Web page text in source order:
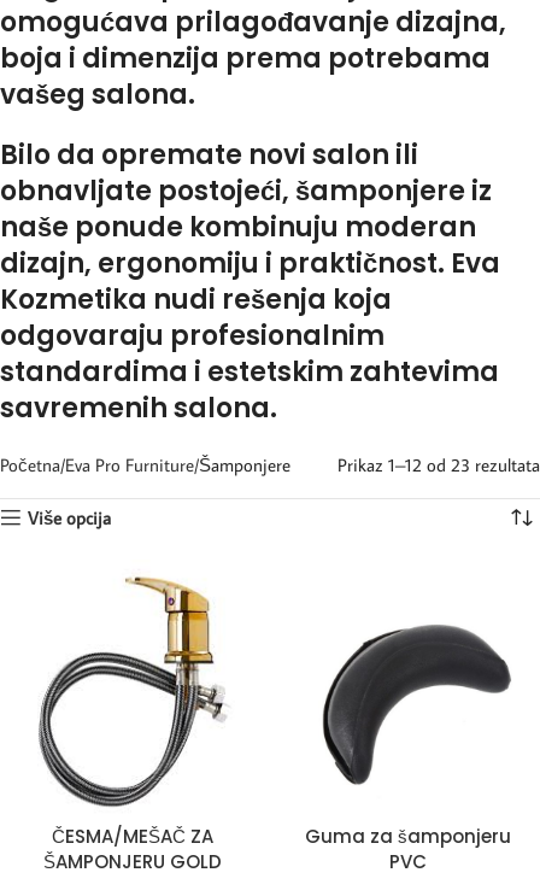
omogućava prilagođavanje dizajna,
boja i dimenzija prema potrebama
vašeg salona.
Bilo da opremate novi salon ili
obnavljate postojeći, šamponjere iz
naše ponude kombinuju moderan
dizajn, ergonomiju i praktičnost. Eva
Kozmetika nudi rešenja koja
odgovaraju profesionalnim
standardima i estetskim zahtevima
savremenih salona.
Početna Eva Pro Furniture Šamponjere Prikaz 1–12 od 23 rezultata
Više opcija
ČESMA/MEŠAČ ZA
ŠAMPONJERU GOLD
Guma za šamponjeru
PVC